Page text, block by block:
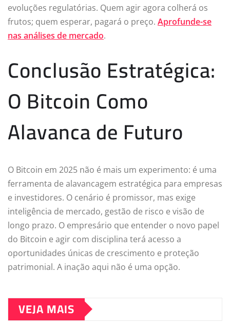
evoluções regulatórias. Quem agir agora colherá os
frutos; quem esperar, pagará o preço. Aprofunde-se
nas análises de mercado.
Conclusão Estratégica:
O Bitcoin Como
Alavanca de Futuro
O Bitcoin em 2025 não é mais um experimento: é uma
ferramenta de alavancagem estratégica para empresas
e investidores. O cenário é promissor, mas exige
inteligência de mercado, gestão de risco e visão de
longo prazo. O empresário que entender o novo papel
do Bitcoin e agir com disciplina terá acesso a
oportunidades únicas de crescimento e proteção
patrimonial. A inação aqui não é uma opção.
VEJA MAIS